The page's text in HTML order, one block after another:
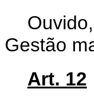
Gestão
Art. 12